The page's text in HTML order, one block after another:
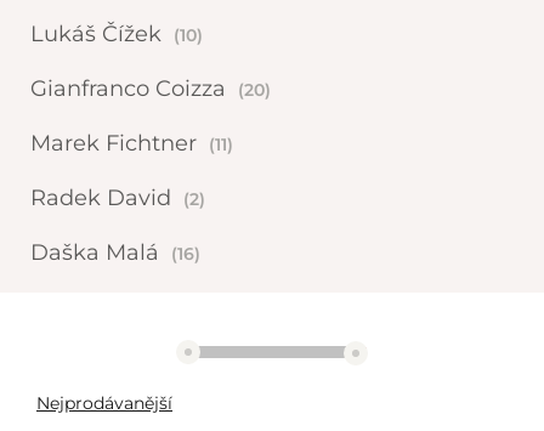
Lukáš Čížek (10)
Gianfranco Coizza (20)
Marek Fichtner (11)
Radek David (2)
Daška Malá (16)
Nejprodávanější